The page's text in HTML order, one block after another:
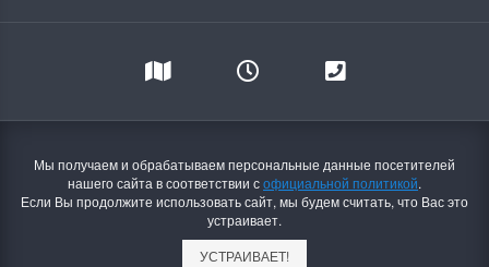
Мы получаем и обрабатываем персональные данные посетителей
нашего сайта в соответствии софициальной политикой.
Если Вы продолжите использовать сайт, мы будем считать, что Вас это
устраивает.
УСТРАИВАЕТ!